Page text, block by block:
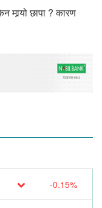
मार्‍यो छापा ? कारण
-0.15%